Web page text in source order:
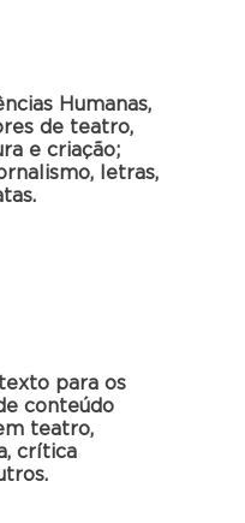
Humanas,
de teatro,
e criação;
letras,
para os
conteúdo
teatro,
crítica